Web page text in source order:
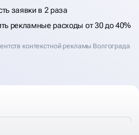
заявки в 2 раза
рекламные расходы от 30 до 40%
контекстной рекламы Волгограда